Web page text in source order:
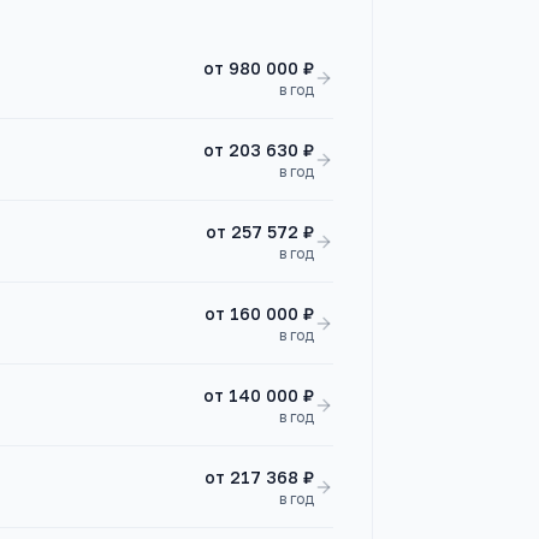
от 980 000 ₽
в год
от 203 630 ₽
в год
от 257 572 ₽
в год
от 160 000 ₽
в год
от 140 000 ₽
в год
от 217 368 ₽
в год